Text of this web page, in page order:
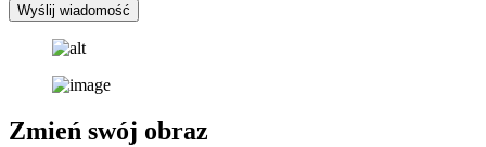
Wyślij wiadomość
Zmień swój obraz